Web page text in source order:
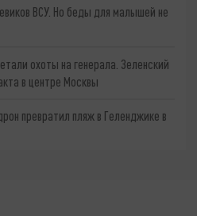
ВСУ. Но беды для малышей не
охоты на генерала. Зеленский
в центре Москвы
превратил пляж в Геленджике в